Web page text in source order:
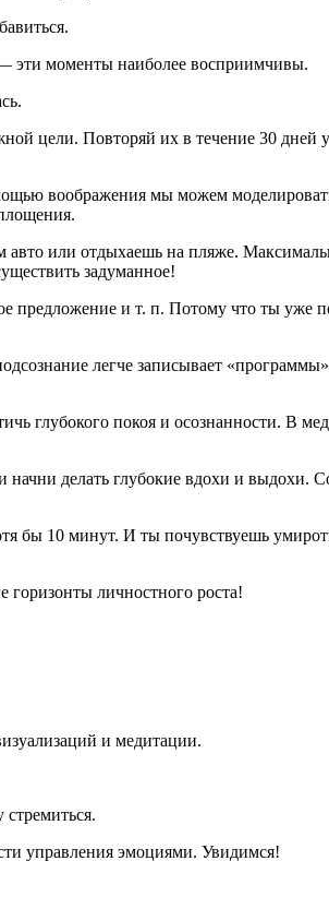
эти моменты наиболее восприимчивы.
цели. Повторяй их в течение 30 дней
воображения мы можем
или отдыхаешь на пляже.
задуманное!
предложение и т. п. Потому что ты уже
легче записывает
глубокого покоя и осознанности. В
делать глубокие вдохи и выдохи.
бы 10 минут. И ты почувствуешь
личностного роста!
и медитации.
управления эмоциями. Увидимся!